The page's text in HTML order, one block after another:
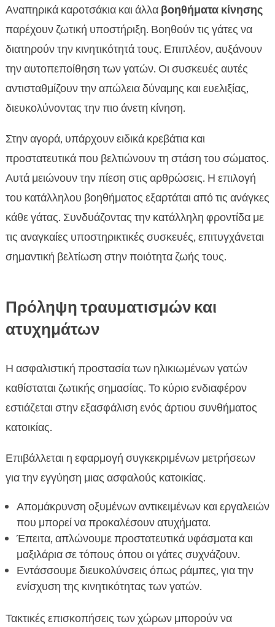
Αναπηρικά καροτσάκια και άλλα βοηθήματα κίνησης
παρέχουν ζωτική υποστήριξη. Βοηθούν τις γάτες να
διατηρούν την κινητικότητά τους. Επιπλέον, αυξάνουν
την αυτοπεποίθηση των γατών. Οι συσκευές αυτές
αντισταθμίζουν την απώλεια δύναμης και ευελιξίας,
διευκολύνοντας την πιο άνετη κίνηση.
Στην αγορά, υπάρχουν ειδικά κρεβάτια και
προστατευτικά που βελτιώνουν τη στάση του σώματος.
Αυτά μειώνουν την πίεση στις αρθρώσεις. Η επιλογή
του κατάλληλου βοηθήματος εξαρτάται από τις ανάγκες
κάθε γάτας. Συνδυάζοντας την κατάλληλη φροντίδα με
τις αναγκαίες υποστηρικτικές συσκευές, επιτυγχάνεται
σημαντική βελτίωση στην ποιότητα ζωής τους.
Πρόληψη τραυματισμών και
ατυχημάτων
Η ασφαλιστική προστασία των ηλικιωμένων γατών
καθίσταται ζωτικής σημασίας. Το κύριο ενδιαφέρον
εστιάζεται στην εξασφάλιση ενός άρτιου συνθήματος
κατοικίας.
Επιβάλλεται η εφαρμογή συγκεκριμένων μετρήσεων
για την εγγύηση μιας ασφαλούς κατοικίας.
Απομάκρυνση οξυμένων αντικειμένων και εργαλειών
που μπορεί να προκαλέσουν ατυχήματα.
Έπειτα, απλώνουμε προστατευτικά υφάσματα και
μαξιλάρια σε τόπους όπου οι γάτες συχνάζουν.
Εντάσσουμε διευκολύνσεις όπως ράμπες, για την
ενίσχυση της κινητικότητας των γατών.
Τακτικές επισκοπήσεις των χώρων μπορούν να